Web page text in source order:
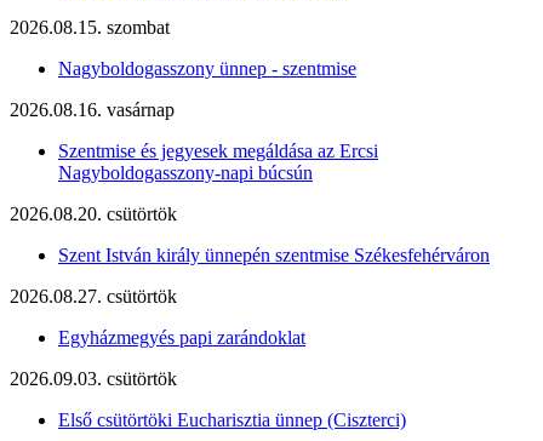
2026.08.15. szombat
Nagyboldogasszony ünnep - szentmise
2026.08.16. vasárnap
Szentmise és jegyesek megáldása az Ercsi
Nagyboldogasszony-napi búcsún
2026.08.20. csütörtök
Szent István király ünnepén szentmise Székesfehérváron
2026.08.27. csütörtök
Egyházmegyés papi zarándoklat
2026.09.03. csütörtök
Első csütörtöki Eucharisztia ünnep (Ciszterci)